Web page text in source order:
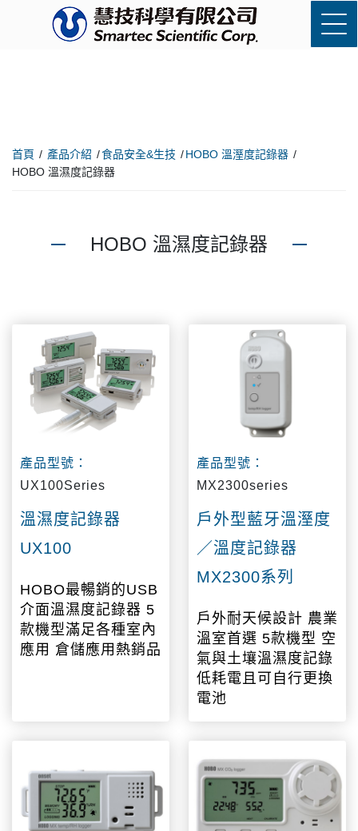
首頁 產品介紹 食品安全&生技
HOBO 溫溼度記錄器
HOBO 溫濕度記錄器
HOBO 溫濕度記錄器
產品型號：
UX100Series
溫濕度記錄器
UX100
HOBO最暢銷的USB
介面溫濕度記錄器 5
款機型滿足各種室內
應用 倉儲應用熱銷品
產品型號：
MX2300series
戶外型藍牙溫溼度
／溫度記錄器
MX2300系列
戶外耐天候設計 農業
溫室首選 5款機型 空
氣與土壤溫濕度記錄
低耗電且可自行更換
電池